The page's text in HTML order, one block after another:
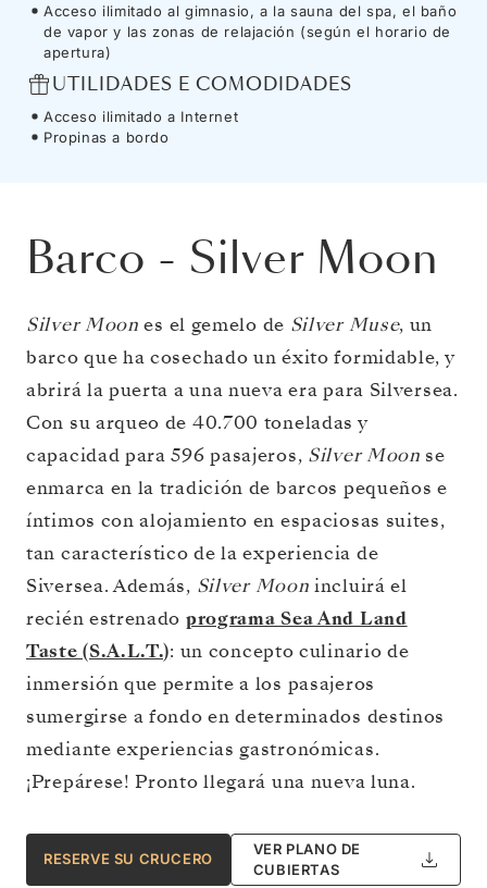
Acceso ilimitado al gimnasio, a la sauna del spa, el baño
de vapor y las zonas de relajación (según el horario de
apertura)
UTILIDADES E COMODIDADES
Acceso ilimitado a Internet
Propinas a bordo
Barco - Silver Moon
Silver Moon es el gemelo de Silver Muse, un
barco que ha cosechado un éxito formidable, y
abrirá la puerta a una nueva era para Silversea.
Con su arqueo de 40.700 toneladas y
capacidad para 596 pasajeros, Silver Moon se
enmarca en la tradición de barcos pequeños e
íntimos con alojamiento en espaciosas suites,
tan característico de la experiencia de
Siversea. Además, Silver Moon incluirá el
recién estrenado programa Sea And Land
Taste (S.A.L.T.): un concepto culinario de
inmersión que permite a los pasajeros
sumergirse a fondo en determinados destinos
mediante experiencias gastronómicas.
¡Prepárese! Pronto llegará una nueva luna.
RESERVE SU CRUCERO
VER PLANO DE
CUBIERTAS